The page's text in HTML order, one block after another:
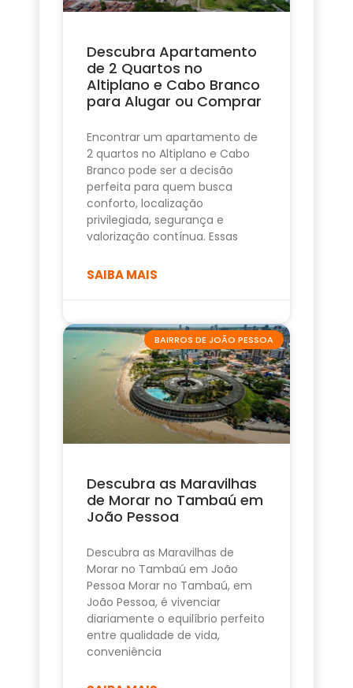
Descubra Apartamento
de 2 Quartos no
Altiplano e Cabo Branco
para Alugar ou Comprar
Encontrar um apartamento de
2 quartos no Altiplano e Cabo
Branco pode ser a decisão
perfeita para quem busca
conforto, localização
privilegiada, segurança e
valorização contínua. Essas
SAIBA MAIS
BAIRROS DE JOÃO PESSOA
Descubra as Maravilhas
de Morar no Tambaú em
João Pessoa
Descubra as Maravilhas de
Morar no Tambaú em João
Pessoa Morar no Tambaú, em
João Pessoa, é vivenciar
diariamente o equilíbrio perfeito
entre qualidade de vida,
conveniência